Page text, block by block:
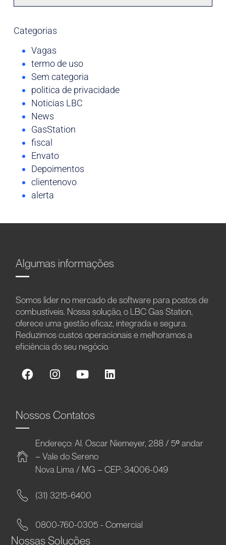
Categorias
Vagas
termo de uso
Sem categoria
politica de privacidade
Noticias LBC
News
GasStation
fiscal
Envato
Depoimentos
clientenovo
alerta
Algumas informações
Somos líder no mercado de software para postos de
combustíveis. Nossa solução, o LBC Gas Station,
oferece uma gestão eficaz, integrada e segura.
Reduzimos custos operacionais e melhoramos a
eficiência do seu negócio.
Nossos Contatos
Endereço: Al. Oscar Niemeyer, 288 / 5º andar
– Vale do Sereno
Nova Lima / MG – CEP: 34006-049
(31) 3215-6400
0800-760-0305 - Comercial
Nossas Soluções